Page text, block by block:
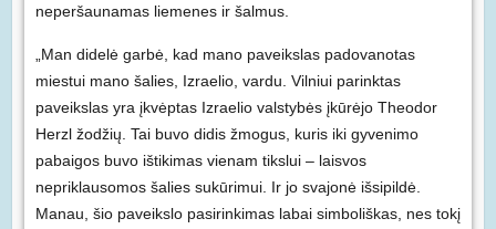
neperšaunamas liemenes ir šalmus.
„Man didelė garbė, kad mano paveikslas padovanotas
miestui mano šalies, Izraelio, vardu. Vilniui parinktas
paveikslas yra įkvėptas Izraelio valstybės įkūrėjo Theodor
Herzl žodžių. Tai buvo didis žmogus, kuris iki gyvenimo
pabaigos buvo ištikimas vienam tikslui – laisvos
nepriklausomos šalies sukūrimui. Ir jo svajonė išsipildė.
Manau, šio paveikslo pasirinkimas labai simboliškas, nes tokį